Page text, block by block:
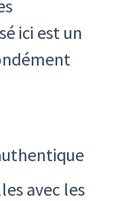
ici est un
avec les